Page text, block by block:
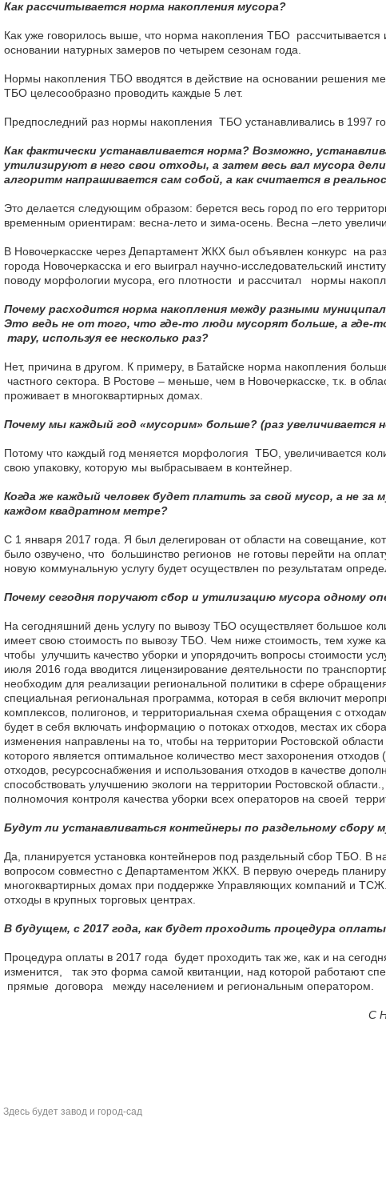
Как рассчитывается норма накопления мусора?
Как уже говорилось выше, что норма накопления ТБО
основании натурных замеров по четырем сезонам года.
Нормы накопления ТБО вводятся в действие на основании решения
ТБО целесообразно проводить каждые 5 лет.
Предпоследний раз нормы накопления ТБО устанавливались в 1997
Как фактически устанавливается норма? Возможно,
утилизируют в него свои отходы, а затем весь вал мусора
алгоритм напрашивается сам собой, а как считается в
Это делается следующим образом: берется весь город по его
временным ориентирам: весна-лето и зима-осень. Весна –лето
В Новочеркасске через Департамент ЖКХ был объявлен конкурс на
города Новочеркасска и его выиграл научно-исследовательский
поводу морфологии мусора, его плотности и рассчитал нормы
Почему расходится норма накопления между разными
Это ведь не от того, что где-то люди мусорят больше, а где-
тару, используя ее несколько раз?
Нет, причина в другом. К примеру, в Батайске норма накопления
частного сектора. В Ростове – меньше, чем в Новочеркасске, т.к. в
проживает в многоквартирных домах.
Почему мы каждый год «мусорим» больше? (раз увеличивается
Потому что каждый год меняется морфология ТБО, увеличивается
свою упаковку, которую мы выбрасываем в контейнер.
Когда же каждый человек будет платить за свой мусор, а не
каждом квадратном метре?
С 1 января 2017 года. Я был делегирован от области на совещание,
было озвучено, что большинство регионов не готовы перейти на
новую коммунальную услугу будет осуществлен по результатам
Почему сегодня поручают сбор и утилизацию мусора одному
На сегодняшний день услугу по вывозу ТБО осуществляет большое
имеет свою стоимость по вывозу ТБО. Чем ниже стоимость, тем хуже
чтобы улучшить качество уборки и упорядочить вопросы стоимости
июля 2016 года вводится лицензирование деятельности по
необходим для реализации региональной политики в сфере
специальная региональная программа, которая в себя включит
комплексов, полигонов, и территориальная схема обращения с
будет в себя включать информацию о потоках отходов, местах их
изменения направлены на то, чтобы на территории Ростовской
которого является оптимальное количество мест захоронения
отходов, ресурсоснабжения и использования отходов в качестве
способствовать улучшению экологи на территории Ростовской
полномочия контроля качества уборки всех операторов на своей
Будут ли устанавливаться контейнеры по раздельному сбору
Да, планируется установка контейнеров под раздельный сбор ТБО. В
вопросом совместно с Департаментом ЖКХ. В первую очередь
многоквартирных домах при поддержке Управляющих компаний и
отходы в крупных торговых центрах.
В будущем, с 2017 года, как будет проходить процедура
Процедура оплаты в 2017 года будет проходить так же, как и на
изменится, так это форма самой квитанции, над которой работают
прямые договора между населением и региональным оператором.
С
Здесь будет завод и город-сад